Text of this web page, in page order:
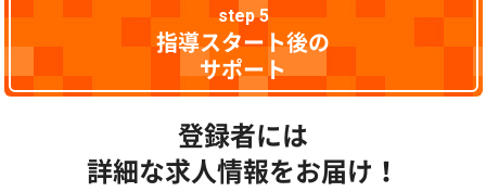
step 5
指導スタート後の
サポート
登録者には
詳細な求人情報をお届け！